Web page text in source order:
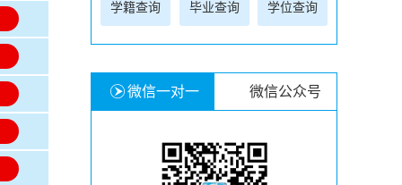
学籍查询 毕业查询 学位查询
微信一对一 微信公众号